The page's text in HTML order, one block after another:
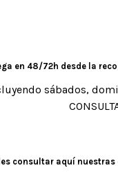
en 48/72h desde la
sábados,
consultar aquí